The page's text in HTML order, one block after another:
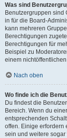
Was sind
Benutzergruppen sind
in für die Board-
kann mehreren
Berechtigungen
Berechtigungen für
Beispiel zu
einem
Nach oben
Wo finde ich die
Du findest die
Bereich. Wenn du
entsprechenden
offen. Einige erfordern
sein und weitere sogar